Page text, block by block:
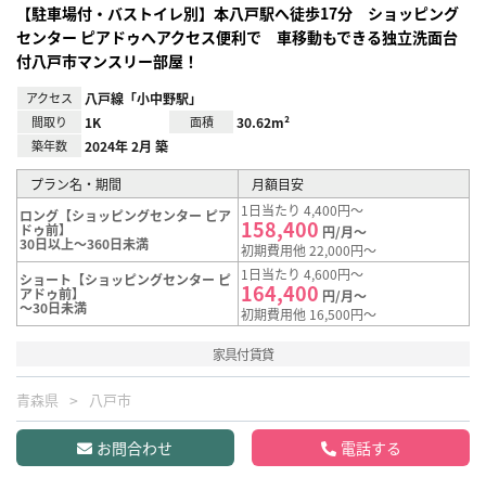
【駐車場付・バストイレ別】本八戸駅へ徒歩17分 ショッピング
センター ピアドゥへアクセス便利で 車移動もできる独立洗面台
付八戸市マンスリー部屋！
アクセス 八戸線「小中野駅」
間取り 1K 面積 30.62m²
築年数 2024年 2月 築
プラン名・期間
月額目安
ロング【ショッピングセンター ピア
ドゥ前】
30日以上～360日未満
1日当たり 4,400円～
158,400 円/月～
初期費用他 22,000円～
ショート【ショッピングセンター ピ
アドゥ前】
～30日未満
1日当たり 4,600円～
164,400 円/月～
初期費用他 16,500円～
家具付賃貸
青森県 八戸市
お問合わせ 電話する